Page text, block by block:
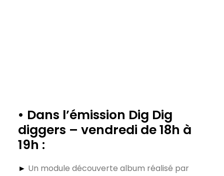
• Dans l’émission Dig Dig
diggers – vendredi de 18h à
19h :
► Un module découverte album réalisé par